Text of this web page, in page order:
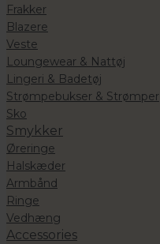
Frakker
Blazere
Veste
Loungewear & Nattøj
Lingeri & Badetøj
Strømpebukser & Strømper
Sko
Smykker
Øreringe
Halskæder
Armbånd
Ringe
Vedhæng
Accessories